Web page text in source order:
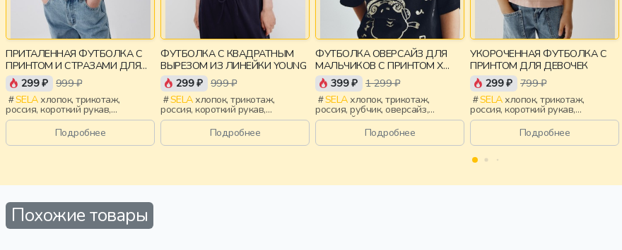
ПРИТАЛЕННАЯ ФУТБОЛКА С
ПРИНТОМ И СТРАЗАМИ ДЛЯ
ДЕВОЧЕК
299 ₽ 999 ₽
SELAхлопок, трикотаж,
россия, короткий рукав,
короткие, приталенные, принт,
вырез, круглый вырез,
эластичные, девочки, дети
Подробнее
ФУТБОЛКА С КВАДРАТНЫМ
ВЫРЕЗОМ ИЗ ЛИНЕЙКИ YOUNG
299 ₽ 999 ₽
SELAхлопок, трикотаж,
россия, короткий рукав,
короткие, прилегающие,
крылышки, вырез, девочки,
старшеклассники, дети
Подробнее
ФУТБОЛКА ОВЕРСАЙЗ ДЛЯ
МАЛЬЧИКОВ С ПРИНТОМ X
СМЕШАРИКИ
399 ₽ 1 299 ₽
SELAхлопок, трикотаж,
россия, рубчик, оверсайз,
короткий рукав, прямые,
короткие, свободные, принт,
вырез, круглый вырез, мальчики,
дети
Подробнее
УКОРОЧЕННАЯ ФУТБОЛКА С
ПРИНТОМ ДЛЯ ДЕВОЧЕК
299 ₽ 799 ₽
SELAхлопок, трикотаж,
россия, короткий рукав,
укороченные, короткие,
прилегающие, принт, вырез,
круглый вырез, девочки, дети
Подробнее
Похожие товары